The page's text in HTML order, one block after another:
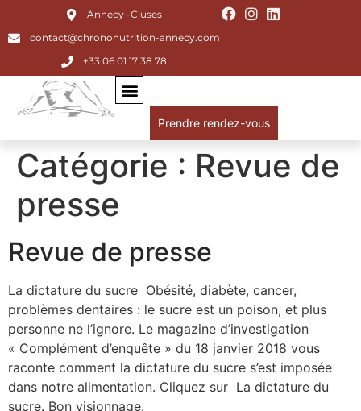
Annecy -Cluses
contact@chrononutrition-annecy.com
+33 06 01 17 38 78
Prendre rendez-vous
Catégorie : Revue de
presse
Revue de presse
La dictature du sucre Obésité, diabète, cancer,
problèmes dentaires : le sucre est un poison, et plus
personne ne l’ignore. Le magazine d’investigation
« Complément d’enquête » du 18 janvier 2018 vous
raconte comment la dictature du sucre s’est imposée
dans notre alimentation. Cliquez sur La dictature du
sucre. Bon visionnage.